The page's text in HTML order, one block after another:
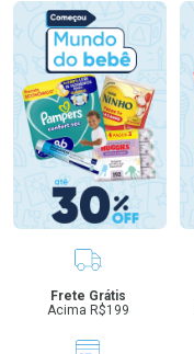
Benefícios
Frete Grátis
Acima R$199